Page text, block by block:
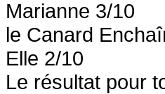
Marianne 3/10
le Canard
Elle 2/10
Le résultat pour